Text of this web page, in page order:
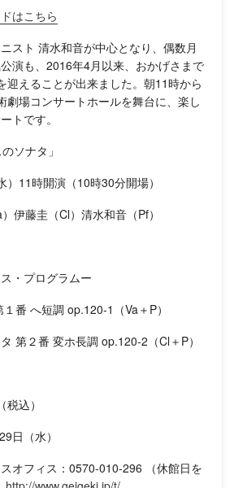
はこちら
スト 清水和音が中心となり、偶数月
演も、2016年4月以来、おかげさまで
迎えることが出来ました。朝11時から
劇場コンサートホールを舞台に、楽し
トです。
ソナタ」
11時開演（10時30分開場）
伊藤圭（Cl）清水和音（Pf）
・プログラムー
番 へ短調 op.120-1（Va＋P）
第２番 変ホ長調 op.120-2（Cl＋P）
込）
日（水）
オフィス：0570-010-296 （休館日を